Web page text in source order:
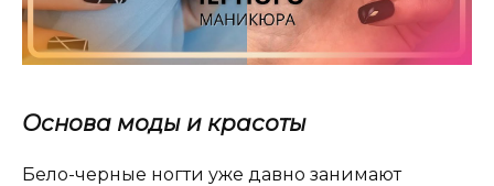
Основа моды и красоты
Бело-черные ногти уже давно занимают